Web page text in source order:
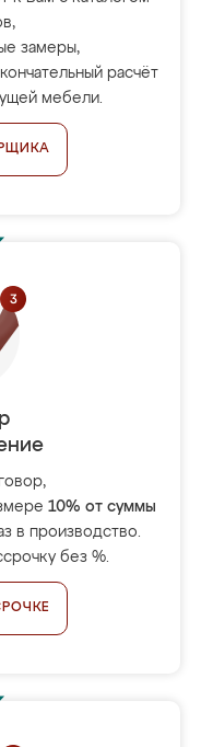
замеры,
расчёт
мебели.
10% от суммы
в производство.
без %.